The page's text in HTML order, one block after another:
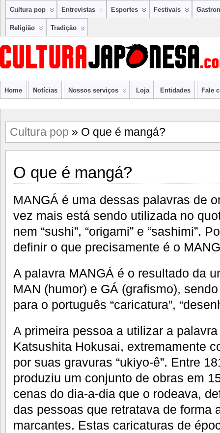
Cultura pop Entrevistas Esportes Festivais
Religião Tradição
Home Notícias Nossos serviços Loja Entidades Fale
Cultura pop » O que é mangá?
O que é mangá?
MANGÁ é uma dessas palavras de
vez mais está sendo utilizada no
nem “sushi”, “origami” e “sashimi”.
definir o que precisamente é o
A palavra MANGÁ é o resultado da
MAN (humor) e GÁ (grafismo),
para o português “caricatura”,
A primeira pessoa a utilizar a
Katsushita Hokusai, extremamente
por suas gravuras “ukiyo-ê”. Entre
produziu um conjunto de obras em
cenas do dia-a-dia que o rodeava,
das pessoas que retratava de forma
marcantes. Estas caricaturas de